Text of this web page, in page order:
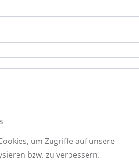
um Zugriffe auf unsere
bzw. zu verbessern.